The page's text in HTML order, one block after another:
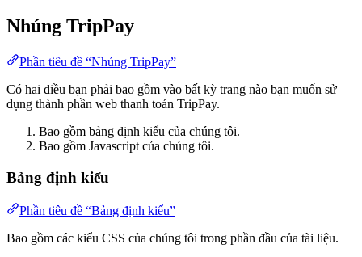
Nhúng TripPay
Phần tiêu đề “Nhúng TripPay”
Có hai điều bạn phải bao gồm vào bất kỳ trang nào bạn muốn sử
dụng thành phần web thanh toán TripPay.
Bao gồm bảng định kiểu của chúng tôi.
Bao gồm Javascript của chúng tôi.
Bảng định kiểu
Phần tiêu đề “Bảng định kiểu”
Bao gồm các kiểu CSS của chúng tôi trong phần đầu của tài liệu.